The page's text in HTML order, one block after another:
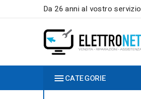
Da 26 anni al vostro servizio
CATEGORIE